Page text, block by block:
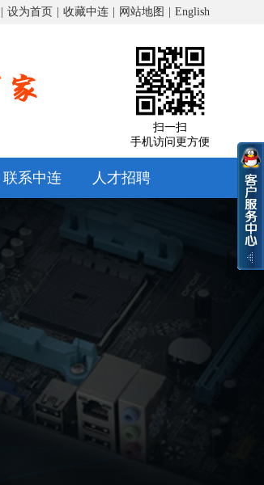
设为首页 收藏中连 网站地图 English
扫一扫
手机访问更方便
联系中连 人才招聘